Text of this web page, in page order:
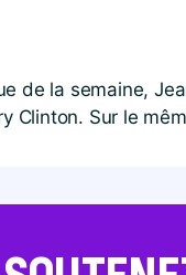
de la semaine,
Clinton. Sur le